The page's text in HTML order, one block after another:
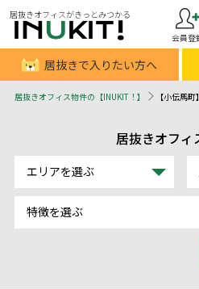
居抜きオフィスがきっとみつかる
会員登
居抜きで入りたい方へ
居抜きオフィス物件の【INUKIT！】 【小伝馬町】居
居抜きオフィ
エリアを選ぶ
特徴を選ぶ